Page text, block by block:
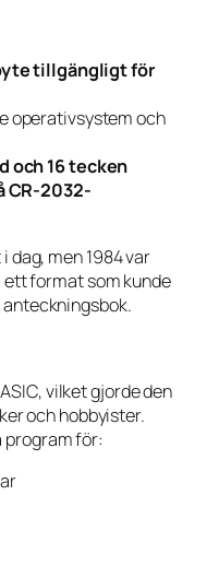
tillgängligt för
operativsystem och
och 16 tecken
CR-2032-
dag, men 1984 var
format som kunde
vilket gjorde den
och hobbyister.
program för: